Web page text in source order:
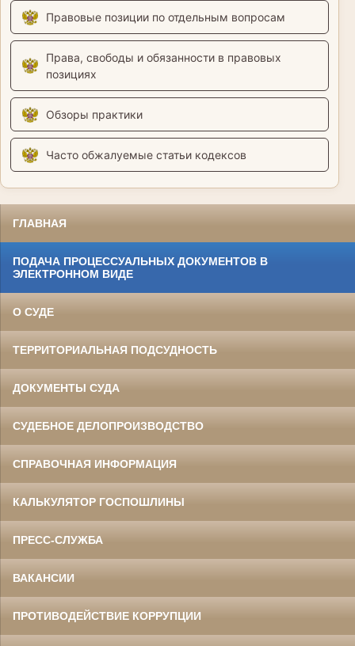
Правовые позиции по отдельным вопросам
Права, свободы и обязанности в правовых
позициях
Обзоры практики
Часто обжалуемые статьи кодексов
ГЛАВНАЯ
ПОДАЧА ПРОЦЕССУАЛЬНЫХ ДОКУМЕНТОВ В
ЭЛЕКТРОННОМ ВИДЕ
О СУДЕ
ТЕРРИТОРИАЛЬНАЯ ПОДСУДНОСТЬ
ДОКУМЕНТЫ СУДА
СУДЕБНОЕ ДЕЛОПРОИЗВОДСТВО
СПРАВОЧНАЯ ИНФОРМАЦИЯ
КАЛЬКУЛЯТОР ГОСПОШЛИНЫ
ПРЕСС-СЛУЖБА
ВАКАНСИИ
ПРОТИВОДЕЙСТВИЕ КОРРУПЦИИ